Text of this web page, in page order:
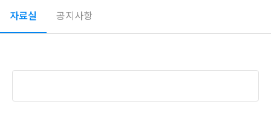
자료실 공지사항